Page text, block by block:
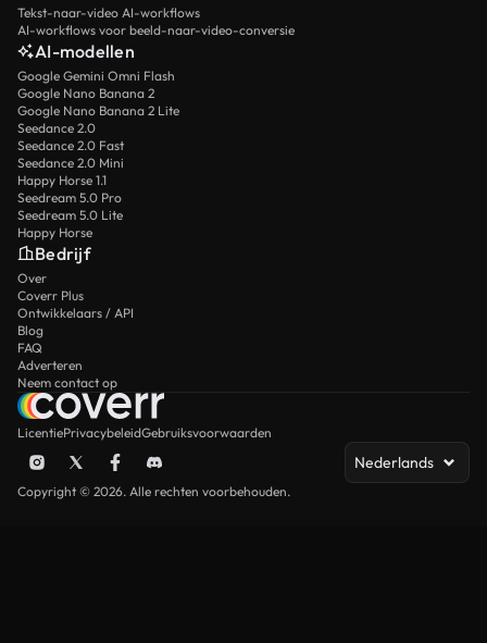
Tekst-naar-video AI-workflows
AI-workflows voor beeld-naar-video-conversie
AI-modellen
Google Gemini Omni Flash
Google Nano Banana 2
Google Nano Banana 2 Lite
Seedance 2.0
Seedance 2.0 Fast
Seedance 2.0 Mini
Happy Horse 1.1
Seedream 5.0 Pro
Seedream 5.0 Lite
Happy Horse
Bedrijf
Over
Coverr Plus
Ontwikkelaars / API
Blog
FAQ
Adverteren
Neem contact op
LicentiePrivacybeleidGebruiksvoorwaarden
Nederlands
Copyright © 2026. Alle rechten voorbehouden.